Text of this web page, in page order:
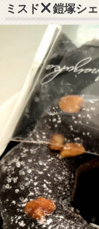
ミスド 鎧塚シ